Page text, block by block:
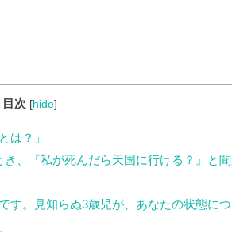
目次 [hide]
は？」
、『私が死んだら天国に行ける？』と
す。見知らぬ3歳児が、あなたの状態に